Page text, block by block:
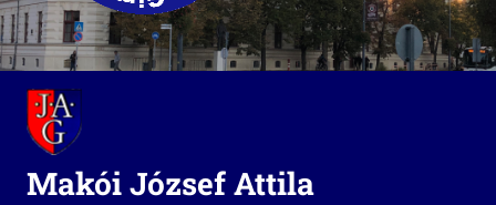
Skip
content
Makói József Attila